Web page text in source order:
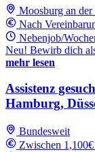
Moosburg an der
Nach
Nebenjob/
Neu! Bewirb dich
mehr lesen
Assistenz
Hamburg,
Bundesweit
Zwischen